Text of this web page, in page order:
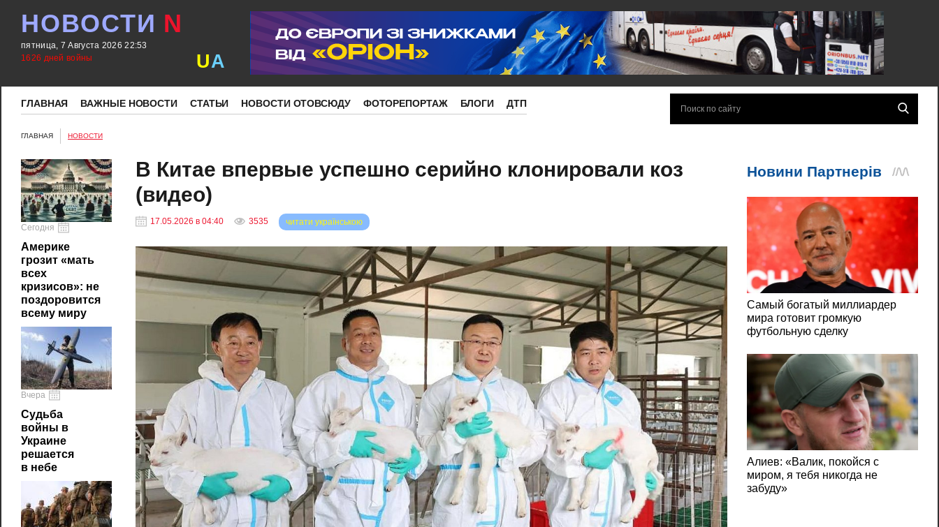
НОВОСТИ N
пятница, 7 Августа 2026 22:53
1626 дней войны
UA
ГЛАВНАЯ ВАЖНЫЕ НОВОСТИ СТАТЬИ НОВОСТИ ОТОВСЮДУ ФОТОРЕПОРТАЖ БЛОГИ ДТП
ГЛАВНАЯ НОВОСТИ
Сегодня
Америке
грозит «мать
всех
кризисов»: не
поздоровится
всему миру
Вчера
Судьба
войны в
Украине
решается
в небе
В Китае впервые успешно серийно клонировали коз
(видео)
17.05.2026 в 04:40 3535 читати українською